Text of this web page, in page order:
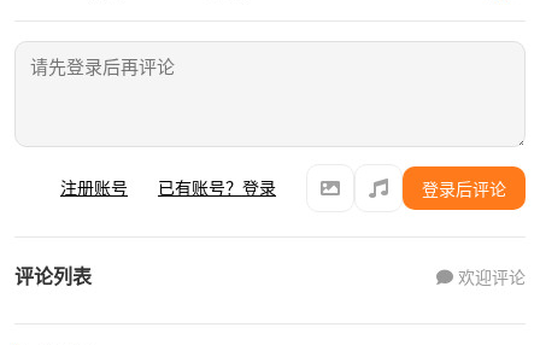
注册账号 已有账号？登录 登录后评论
评论列表 欢迎评论